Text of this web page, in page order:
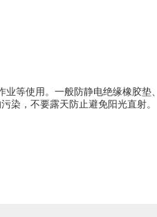
等使用。一般防静电绝缘橡胶
染，不要露天防止避免阳光直射。